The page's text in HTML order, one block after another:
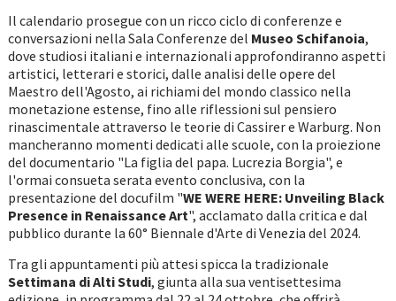
Il calendario prosegue con un ricco ciclo di conferenze e
conversazioni nella Sala Conferenze del Museo Schifanoia,
dove studiosi italiani e internazionali approfondiranno aspetti
artistici, letterari e storici, dalle analisi delle opere del
Maestro dell'Agosto, ai richiami del mondo classico nella
monetazione estense, fino alle riflessioni sul pensiero
rinascimentale attraverso le teorie di Cassirer e Warburg. Non
mancheranno momenti dedicati alle scuole, con la proiezione
del documentario "La figlia del papa. Lucrezia Borgia", e
l'ormai consueta serata evento conclusiva, con la
presentazione del docufilm "WE WERE HERE: Unveiling Black
Presence in Renaissance Art", acclamato dalla critica e dal
pubblico durante la 60° Biennale d'Arte di Venezia del 2024.
Tra gli appuntamenti più attesi spicca la tradizionale
Settimana di Alti Studi, giunta alla sua ventisettesima